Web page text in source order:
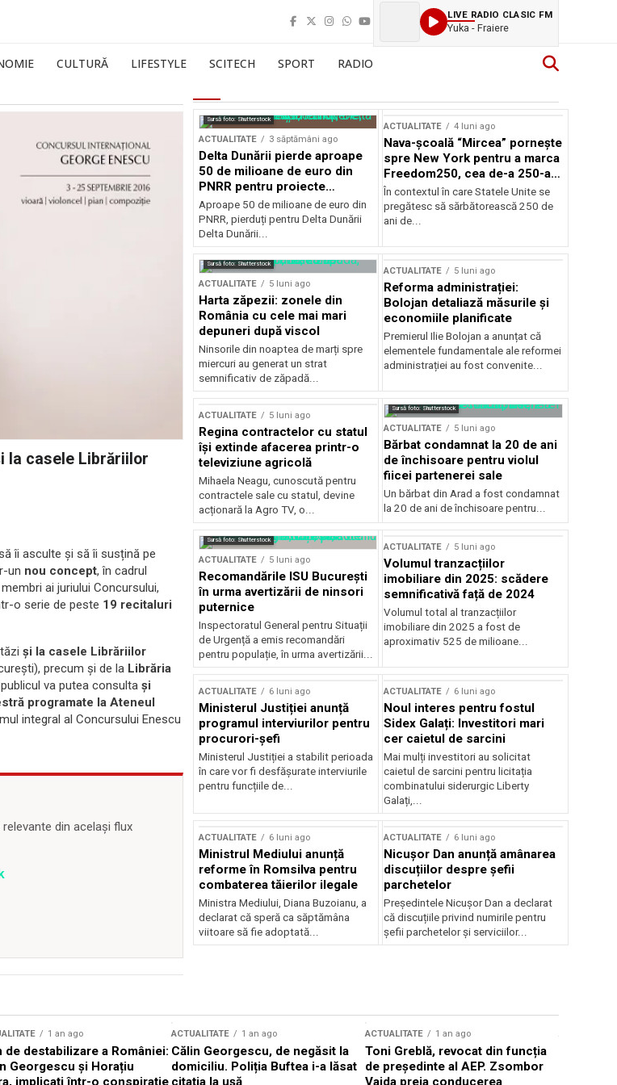
LIVE RADIO CLASIC FM
Yuka - Fraiere
CULTURĂ LIFESTYLE SCITECH SPORT RADIO
la casele Librăriilor
îi asculte și să îi susțină pe
un nou concept, în cadrul
membri ai juriului Concursului,
o serie de peste 19 recitaluri
și la casele Librăriilor
precum și de la Librăria
va putea consulta și
programate la Ateneul
integral al Concursului Enescu
din același flux
Sursă foto: Shutterstock
ACTUALITATE 3 săptămâni ago
Delta Dunării pierde aproape
50 de milioane de euro din
PNRR pentru proiecte
esențiale
Aproape 50 de milioane de euro din
PNRR, pierduți pentru Delta Dunării
Delta Dunării...
ACTUALITATE 4 luni ago
Nava-școală “Mircea” pornește
spre New York pentru a marca
Freedom250, cea de-a 250-a
aniversare a Statelor Unite
În contextul în care Statele Unite se
pregătesc să sărbătorească 250 de
ani de...
Sursă foto: Shutterstock
ACTUALITATE 5 luni ago
Harta zăpezii: zonele din
România cu cele mai mari
depuneri după viscol
Ninsorile din noaptea de marți spre
miercuri au generat un strat
semnificativ de zăpadă...
ACTUALITATE 5 luni ago
Reforma administrației:
Bolojan detaliază măsurile și
economiile planificate
Premierul Ilie Bolojan a anunțat că
elementele fundamentale ale reformei
administrației au fost convenite...
ACTUALITATE 5 luni ago
Regina contractelor cu statul
își extinde afacerea printr-o
televiziune agricolă
Mihaela Neagu, cunoscută pentru
contractele sale cu statul, devine
acționară la Agro TV, o...
Sursă foto: Shutterstock
ACTUALITATE 5 luni ago
Bărbat condamnat la 20 de ani
de închisoare pentru violul
fiicei partenerei sale
Un bărbat din Arad a fost condamnat
la 20 de ani de închisoare pentru...
Sursă foto: Shutterstock
ACTUALITATE 5 luni ago
Recomandările ISU București
în urma avertizării de ninsori
puternice
Inspectoratul General pentru Situații
de Urgență a emis recomandări
pentru populație, în urma avertizării...
ACTUALITATE 5 luni ago
Volumul tranzacțiilor
imobiliare din 2025: scădere
semnificativă față de 2024
Volumul total al tranzacțiilor
imobiliare din 2025 a fost de
aproximativ 525 de milioane...
ACTUALITATE 6 luni ago
Ministerul Justiției anunță
programul interviurilor pentru
procurori-șefi
Ministerul Justiției a stabilit perioada
în care vor fi desfășurate interviurile
pentru funcțiile de...
ACTUALITATE 6 luni ago
Noul interes pentru fostul
Sidex Galați: Investitori mari
cer caietul de sarcini
Mai mulți investitori au solicitat
caietul de sarcini pentru licitația
combinatului siderurgic Liberty
Galați,...
ACTUALITATE 6 luni ago
Ministrul Mediului anunță
reforme în Romsilva pentru
combaterea tăierilor ilegale
Ministra Mediului, Diana Buzoianu, a
declarat că speră ca săptămâna
viitoare să fie adoptată...
ACTUALITATE 6 luni ago
Nicușor Dan anunță amânarea
discuțiilor despre șefii
parchetelor
Președintele Nicușor Dan a declarat
că discuțiile privind numirile pentru
șefii parchetelor și serviciilor...
1 an ago
de destabilizare a României:
Georgescu și Horațiu
implicați într-o conspirație
ACTUALITATE 1 an ago
Călin Georgescu, de negăsit la
domiciliu. Poliția Buftea i-a lăsat
citația la ușă
ACTUALITATE 1 an ago
Toni Greblă, revocat din funcția
de președinte al AEP. Zsombor
Vajda preia conducerea